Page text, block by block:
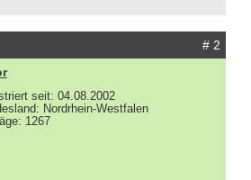
# 2
seit: 04.08.2002
Nordrhein-Westfalen
1267